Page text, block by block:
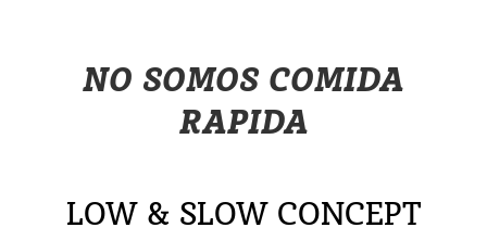
NO SOMOS COMIDA
RAPIDA
LOW & SLOW CONCEPT